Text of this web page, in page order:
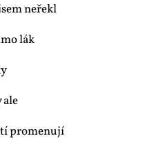
ne­řekl
lák
ale
pro­me­nu­jí